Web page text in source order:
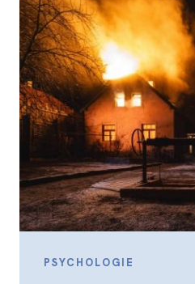
PSYCHOLOGIE